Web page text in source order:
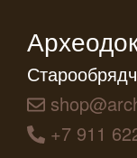
+7 911